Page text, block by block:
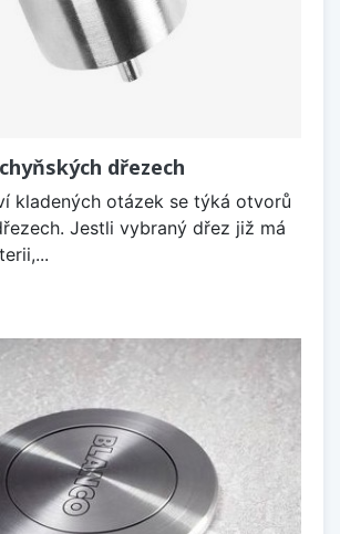
dřezech
kladených otázek se týká otvorů
Jestli vybraný dřez již má